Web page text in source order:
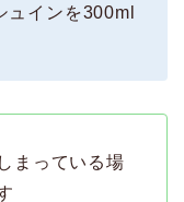
インを300ml
まっている場